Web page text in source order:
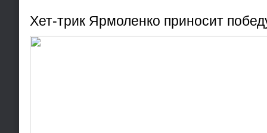
Хет-трик Ярмоленко приносит